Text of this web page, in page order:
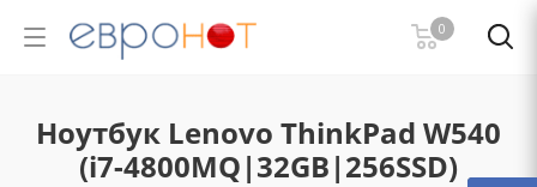
0
Ноутбук Lenovo ThinkPad W540
(i7-4800MQ|32GB|256SSD)